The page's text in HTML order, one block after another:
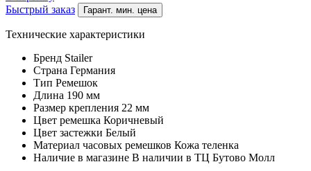
Быстрый заказ
Гарант. мин. цена
Технические характеристики
Бренд Stailer
Страна Германия
Тип Ремешок
Длина 190 мм
Размер крепления 22 мм
Цвет ремешка Коричневый
Цвет застежки Белый
Материал часовых ремешков Кожа теленка
Наличие в магазине В наличии в ТЦ Бутово Молл